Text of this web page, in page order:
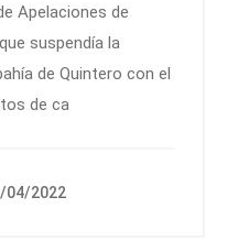
Apelaciones de
suspendía la
de Quintero con el
de ca
04/2022